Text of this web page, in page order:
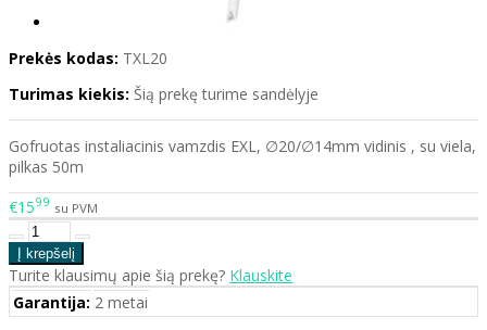
Prekės kodas: TXL20
Turimas kiekis: Šią prekę turime sandėlyje
Gofruotas instaliacinis vamzdis EXL, ∅20/∅14mm vidinis , su viela,
pilkas 50m
€1599 su PVM
Turite klausimų apie šią prekę? Klauskite
Garantija: 2 metai